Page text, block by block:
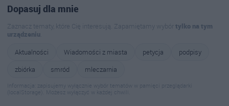
Dopasuj dla mnie
Zaznacz tematy, które Cię interesują. Zapamiętamy wybórtylko na tym
urządzeniu.
Aktualności
Wiadomości z miasta petycja
podpisy
zbiórka
smród mleczarnia
Informacja: zapisujemy wyłącznie wybór tematów w pamięci przeglądarki
(localStorage). Możesz wyłączyć w każdej chwili.